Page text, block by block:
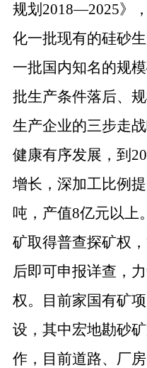
规划 2018—2025》
化一批现有的硅砂
一批国内知名的规
批生产条件落后、
生产企业的三步走
健康有序发展，到
增长，深加工比例
吨，产值8亿元以上。
矿取得普查探矿权
后即可申报详查，
权。目前家国有矿
设，其中宏地勘砂
作，目前道路、厂